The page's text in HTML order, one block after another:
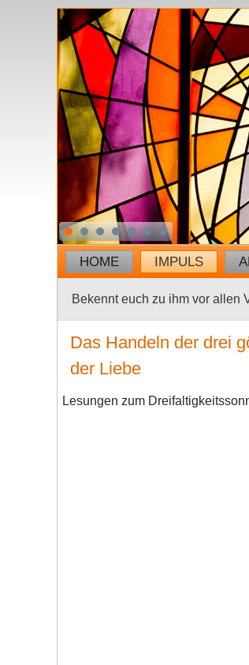
HOME IMPULS
Bekennt euch zu ihm vor allen
Das Handeln der drei
der Liebe
Lesungen zum